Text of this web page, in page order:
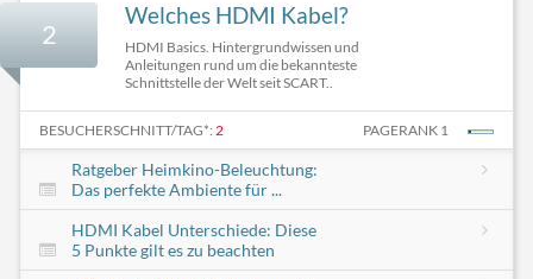
2
Welches HDMI Kabel?
HDMI Basics. Hintergrundwissen und
Anleitungen rund um die bekannteste
Schnittstelle der Welt seit SCART..
BESUCHERSCHNITT/TAG*: 2 PAGERANK 1
Ratgeber Heimkino-Beleuchtung:
Das perfekte Ambiente für ...
HDMI Kabel Unterschiede: Diese
5 Punkte gilt es zu beachten